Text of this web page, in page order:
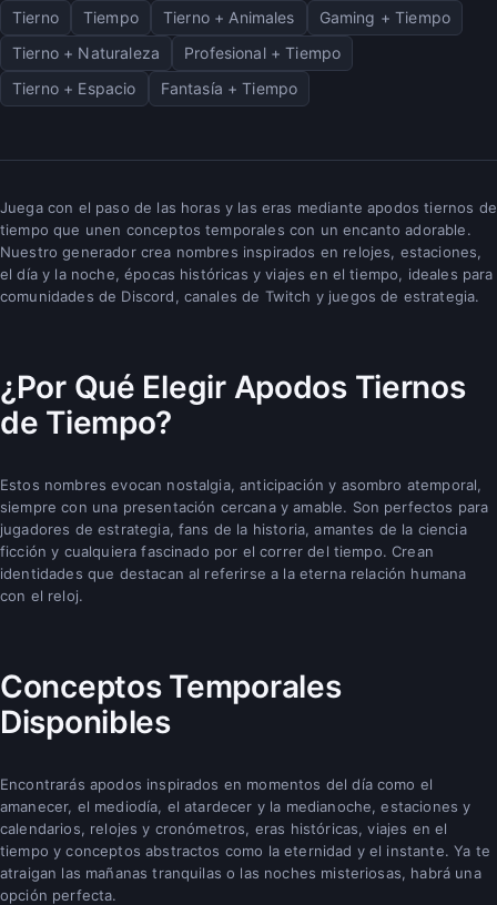
Tierno Tiempo Tierno + Animales
Gaming + Tiempo
Tierno + Naturaleza
Profesional + Tiempo
Tierno + Espacio
Fantasía + Tiempo
Juega con el paso de las horas y las eras mediante apodos tiernos de
tiempo que unen conceptos temporales con un encanto adorable.
Nuestro generador crea nombres inspirados en relojes, estaciones,
el día y la noche, épocas históricas y viajes en el tiempo, ideales para
comunidades de Discord, canales de Twitch y juegos de estrategia.
¿Por Qué Elegir Apodos Tiernos
de Tiempo?
Estos nombres evocan nostalgia, anticipación y asombro atemporal,
siempre con una presentación cercana y amable. Son perfectos para
jugadores de estrategia, fans de la historia, amantes de la ciencia
ficción y cualquiera fascinado por el correr del tiempo. Crean
identidades que destacan al referirse a la eterna relación humana
con el reloj.
Conceptos Temporales
Disponibles
Encontrarás apodos inspirados en momentos del día como el
amanecer, el mediodía, el atardecer y la medianoche, estaciones y
calendarios, relojes y cronómetros, eras históricas, viajes en el
tiempo y conceptos abstractos como la eternidad y el instante. Ya te
atraigan las mañanas tranquilas o las noches misteriosas, habrá una
opción perfecta.